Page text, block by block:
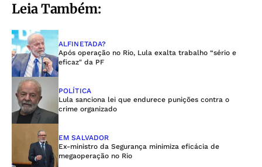
Leia Também:
ALFINETADA?
Após operação no Rio, Lula exalta trabalho “sério e
eficaz" da PF
POLÍTICA
Lula sanciona lei que endurece punições contra o
crime organizado
EM SALVADOR
Ex-ministro da Segurança minimiza eficácia de
megaoperação no Rio